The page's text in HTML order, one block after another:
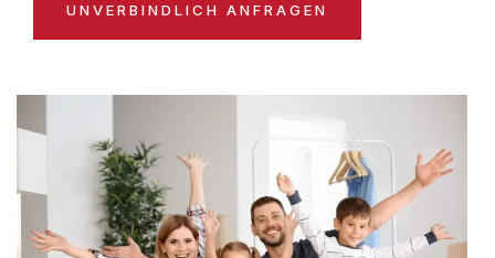
UNVERBINDLICH ANFRAGEN